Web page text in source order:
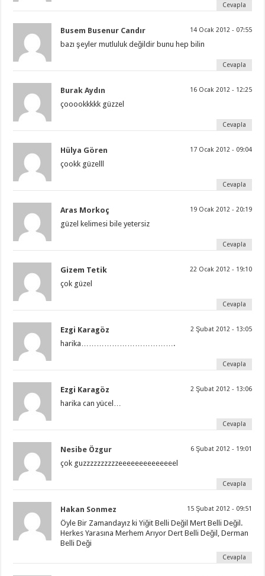
Cevapla
Busem Busenur Candır 14 Ocak 2012 - 07:55
bazı şeyler mutluluk değildir bunu hep bilin
Cevapla
Burak Aydın 16 Ocak 2012 - 12:25
çooookkkkk güzzel
Cevapla
Hülya Gören 17 Ocak 2012 - 09:04
çookk güzelll
Cevapla
Aras Morkoç 19 Ocak 2012 - 20:19
güzel kelimesi bile yetersiz
Cevapla
Gizem Tetik 22 Ocak 2012 - 19:10
çok güzel
Cevapla
Ezgi Karagöz 2 Şubat 2012 - 13:05
harika……………………………….
Cevapla
Ezgi Karagöz 2 Şubat 2012 - 13:06
harika can yücel…
Cevapla
Nesibe Özgur 6 Şubat 2012 - 19:01
çok guzzzzzzzzzzeeeeeeeeeeeeeel
Cevapla
Hakan Sonmez 15 Şubat 2012 - 09:51
Öyle Bir Zamandayız ki Yiğit Belli Değil Mert Belli Değil.
Herkes Yarasına Merhem Arıyor Dert Belli Değil, Derman
Belli Deği
Cevapla